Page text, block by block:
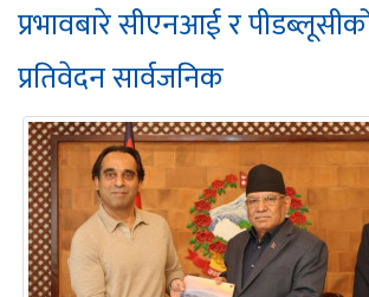
प्रभावबारे सीएनआई र
प्रतिवेदन सार्वजनिक